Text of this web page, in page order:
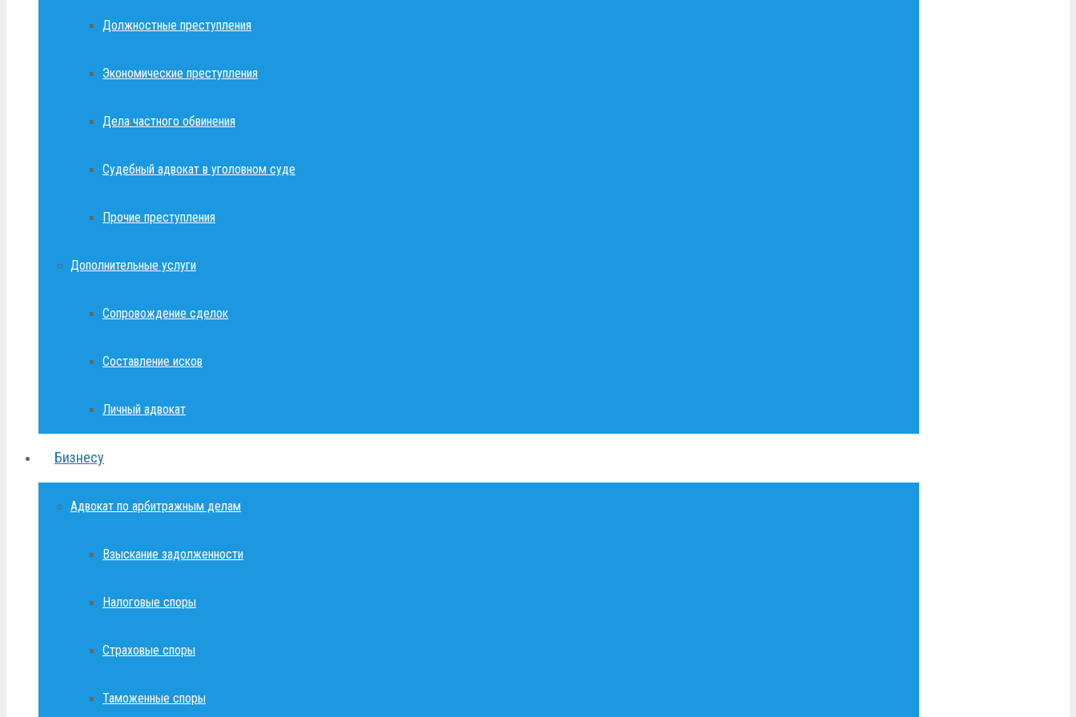
Должностные преступления
Экономические преступления
Дела частного обвинения
Судебный адвокат в уголовном суде
Прочие преступления
Дополнительные услуги
Сопровождение сделок
Составление исков
Личный адвокат
Бизнесу
Адвокат по арбитражным делам
Взыскание задолженности
Налоговые споры
Страховые споры
Таможенные споры